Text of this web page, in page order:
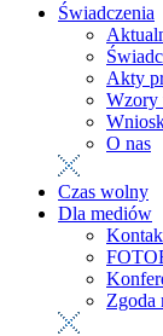
Świadczenia
Akty
Wzory
O nas
Czas wolny
Dla mediów
Zgoda